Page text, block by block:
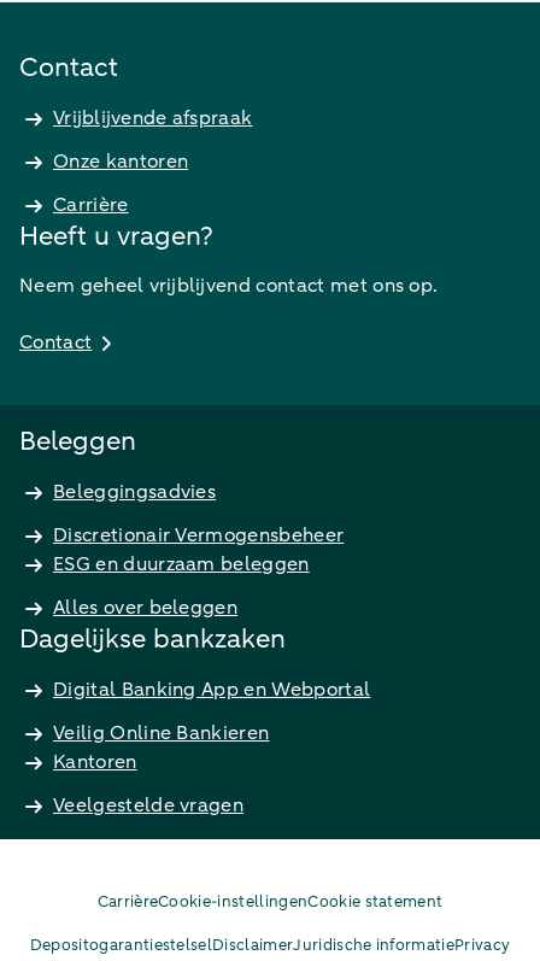
Contact
Vrijblijvende afspraak
Onze kantoren
Carrière
Heeft u vragen?
Neem geheel vrijblijvend contact met ons op.
Contact
Beleggen
Beleggingsadvies
Discretionair Vermogensbeheer
ESG en duurzaam beleggen
Alles over beleggen
Dagelijkse bankzaken
Digital Banking App en Webportal
Veilig Online Bankieren
Kantoren
Veelgestelde vragen
CarrièreCookie-instellingenCookie statement
DepositogarantiestelselDisclaimerJuridische informatiePrivacy